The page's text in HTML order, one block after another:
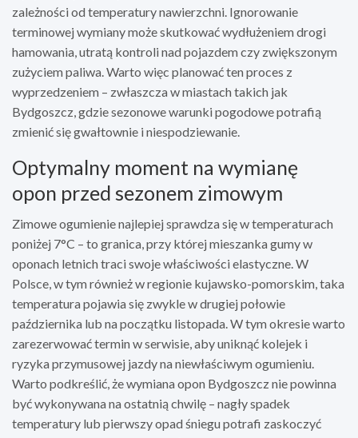
zależności od temperatury nawierzchni. Ignorowanie
terminowej wymiany może skutkować wydłużeniem drogi
hamowania, utratą kontroli nad pojazdem czy zwiększonym
zużyciem paliwa. Warto więc planować ten proces z
wyprzedzeniem – zwłaszcza w miastach takich jak
Bydgoszcz, gdzie sezonowe warunki pogodowe potrafią
zmienić się gwałtownie i niespodziewanie.
Optymalny moment na wymianę
opon przed sezonem zimowym
Zimowe ogumienie najlepiej sprawdza się w temperaturach
poniżej 7°C – to granica, przy której mieszanka gumy w
oponach letnich traci swoje właściwości elastyczne. W
Polsce, w tym również w regionie kujawsko-pomorskim, taka
temperatura pojawia się zwykle w drugiej połowie
października lub na początku listopada. W tym okresie warto
zarezerwować termin w serwisie, aby uniknąć kolejek i
ryzyka przymusowej jazdy na niewłaściwym ogumieniu.
Warto podkreślić, że wymiana opon Bydgoszcz nie powinna
być wykonywana na ostatnią chwilę – nagły spadek
temperatury lub pierwszy opad śniegu potrafi zaskoczyć